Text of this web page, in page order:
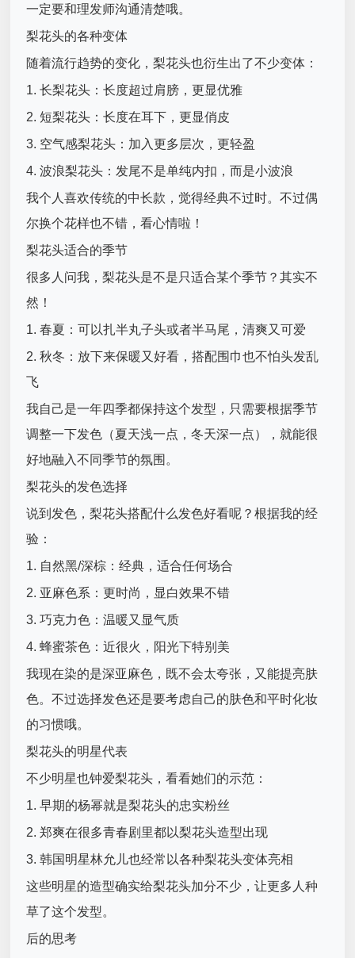
一定要和理发师沟通清楚哦。
梨花头的各种变体
随着流行趋势的变化，梨花头也衍生出了不少变体：
1. 长梨花头：长度超过肩膀，更显优雅
2. 短梨花头：长度在耳下，更显俏皮
3. 空气感梨花头：加入更多层次，更轻盈
4. 波浪梨花头：发尾不是单纯内扣，而是小波浪
我个人喜欢传统的中长款，觉得经典不过时。不过偶
尔换个花样也不错，看心情啦！
梨花头适合的季节
很多人问我，梨花头是不是只适合某个季节？其实不
然！
1. 春夏：可以扎半丸子头或者半马尾，清爽又可爱
2. 秋冬：放下来保暖又好看，搭配围巾也不怕头发乱
飞
我自己是一年四季都保持这个发型，只需要根据季节
调整一下发色（夏天浅一点，冬天深一点），就能很
好地融入不同季节的氛围。
梨花头的发色选择
说到发色，梨花头搭配什么发色好看呢？根据我的经
验：
1. 自然黑/深棕：经典，适合任何场合
2. 亚麻色系：更时尚，显白效果不错
3. 巧克力色：温暖又显气质
4. 蜂蜜茶色：近很火，阳光下特别美
我现在染的是深亚麻色，既不会太夸张，又能提亮肤
色。不过选择发色还是要考虑自己的肤色和平时化妆
的习惯哦。
梨花头的明星代表
不少明星也钟爱梨花头，看看她们的示范：
1. 早期的杨幂就是梨花头的忠实粉丝
2. 郑爽在很多青春剧里都以梨花头造型出现
3. 韩国明星林允儿也经常以各种梨花头变体亮相
这些明星的造型确实给梨花头加分不少，让更多人种
草了这个发型。
后的思考